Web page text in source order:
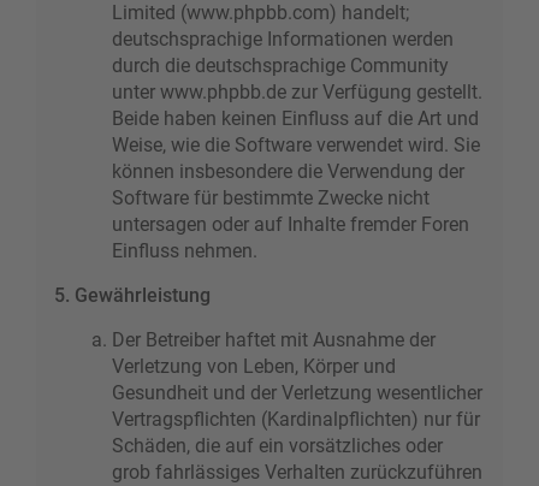
Limited (www.phpbb.com) handelt;
deutschsprachige Informationen werden
durch die deutschsprachige Community
unter www.phpbb.de zur Verfügung gestellt.
Beide haben keinen Einfluss auf die Art und
Weise, wie die Software verwendet wird. Sie
können insbesondere die Verwendung der
Software für bestimmte Zwecke nicht
untersagen oder auf Inhalte fremder Foren
Einfluss nehmen.
5. Gewährleistung
Der Betreiber haftet mit Ausnahme der
Verletzung von Leben, Körper und
Gesundheit und der Verletzung wesentlicher
Vertragspflichten (Kardinalpflichten) nur für
Schäden, die auf ein vorsätzliches oder
grob fahrlässiges Verhalten zurückzuführen